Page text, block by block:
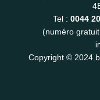
Tel : 0044
(numéro
Copyright © 2024